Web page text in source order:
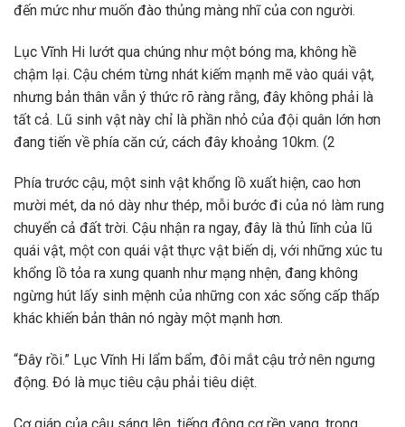
đến mức như muốn đào thủng màng nhĩ của con người.
Lục Vĩnh Hi lướt qua chúng như một bóng ma, không hề
chậm lại. Cậu chém từng nhát kiếm mạnh mẽ vào quái vật,
nhưng bản thân vẫn ý thức rõ ràng rằng, đây không phải là
tất cả. Lũ sinh vật này chỉ là phần nhỏ của đội quân lớn hơn
đang tiến về phía căn cứ, cách đây khoảng 10km. (2
Phía trước cậu, một sinh vật khổng lồ xuất hiện, cao hơn
mười mét, da nó dày như thép, mỗi bước đi của nó làm rung
chuyển cả đất trời. Cậu nhận ra ngay, đây là thủ lĩnh của lũ
quái vật, một con quái vật thực vật biến dị, với những xúc tu
khổng lồ tỏa ra xung quanh như mạng nhện, đang không
ngừng hút lấy sinh mệnh của những con xác sống cấp thấp
khác khiến bản thân nó ngày một mạnh hơn.
“Đây rồi.” Lục Vĩnh Hi lẩm bẩm, đôi mắt cậu trở nên ngưng
động. Đó là mục tiêu cậu phải tiêu diệt.